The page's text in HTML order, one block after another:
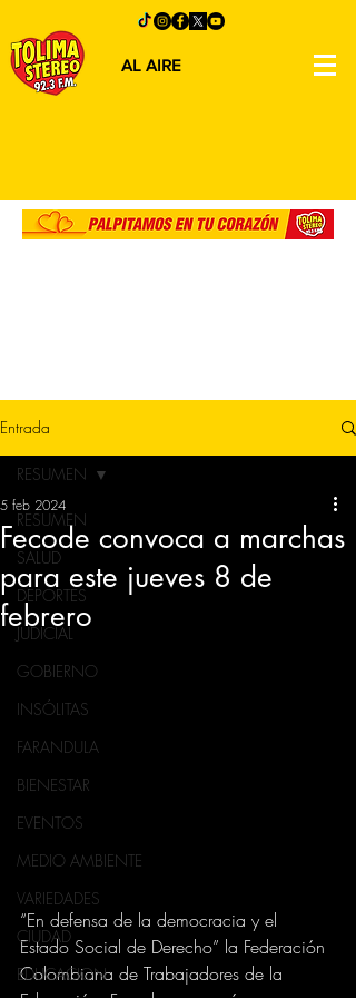
AL AIRE
Entrada
RESUMEN
SALUD
DEPORTES
JUDICIAL
GOBIERNO
INSÓLITAS
FARANDULA
BIENESTAR
EVENTOS
MEDIO AMBIENTE
VARIEDADES
CIUDAD
EDUCACION
RESUMEN
Fecode convoca a marchas
para este jueves 8 de
febrero
5 feb 2024
“En defensa de la democracia y el
Estado Social de Derecho” la Federación
Colombiana de Trabajadores de la